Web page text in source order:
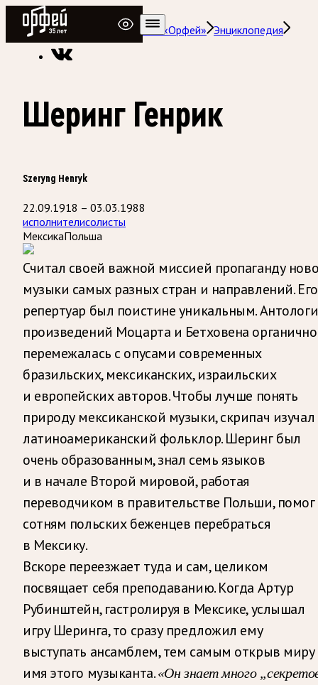
Радио Орфей
Радио классической музыки «Орфей» Энциклопедия
Шеринг Генрик
Szeryng Henryk
22.09.1918 – 03.03.1988
исполнителисолисты
МексикаПольша
Считал своей важной миссией пропаганду
музыки самых разных стран и направлений. Его
репертуар был поистине уникальным.
произведений Моцарта и Бетховена органично
перемежалась с опусами современных
бразильских, мексиканских, израильских
и европейских авторов. Чтобы лучше понять
природу мексиканской музыки, скрипач изучал
латиноамериканский фольклор. Шеринг был
очень образованным, знал семь языков
и в начале Второй мировой, работая
переводчиком в правительстве Польши, помог
сотням польских беженцев перебраться
в Мексику.
Вскоре переезжает туда и сам, целиком
посвящает себя преподаванию. Когда Артур
Рубинштейн, гастролируя в Мексике, услышал
игру Шеринга, то сразу предложил ему
выступать ансамблем, тем самым открыв миру
имя этого музыканта.«Он знает много